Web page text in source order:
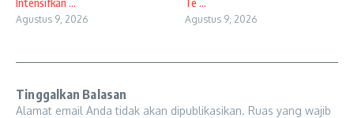
Intensifkan ...
Agustus 9, 2026
Te ...
Agustus 9, 2026
Tinggalkan Balasan
Alamat email Anda tidak akan dipublikasikan. Ruas yang wajib